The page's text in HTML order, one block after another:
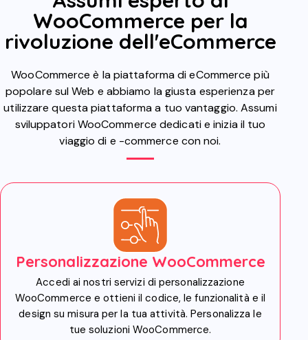
WooCommerce per la
rivoluzione dell'eCommerce
WooCommerce è la piattaforma di eCommerce più
popolare sul Web e abbiamo la giusta esperienza per
utilizzare questa piattaforma a tuo vantaggio. Assumi
sviluppatori WooCommerce dedicati e inizia il tuo
viaggio di e -commerce con noi.
Personalizzazione WooCommerce
Accedi ai nostri servizi di personalizzazione
WooCommerce e ottieni il codice, le funzionalità e il
design su misura per la tua attività. Personalizza le
tue soluzioni WooCommerce.